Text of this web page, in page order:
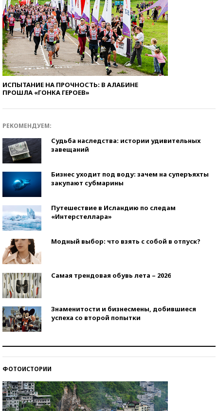
ИСПЫТАНИЕ НА ПРОЧНОСТЬ: В АЛАБИНЕ
ПРОШЛА «ГОНКА ГЕРОЕВ»
РЕКОМЕНДУЕМ:
Судьба наследства: истории удивительных
завещаний
Бизнес уходит под воду: зачем на суперъяхты
закупают субмарины
Путешествие в Исландию по следам
«Интерстеллара»
Модный выбор: что взять с собой в отпуск?
Самая трендовая обувь лета – 2026
Знаменитости и бизнесмены, добившиеся
успеха со второй попытки
ФОТОИСТОРИИ